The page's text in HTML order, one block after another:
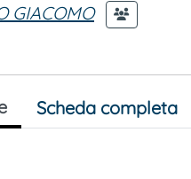
GIACOMO
Scheda completa